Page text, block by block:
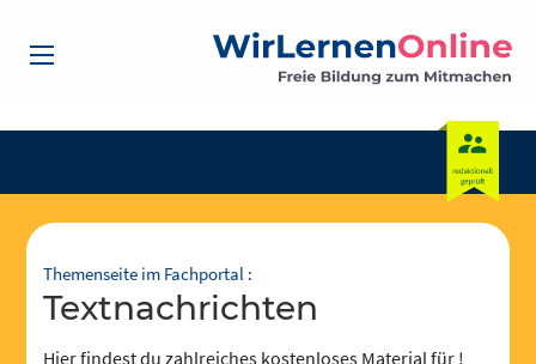
Themenseite im Fachportal :
Textnachrichten
Hier findest du zahlreiches kostenloses Material für !